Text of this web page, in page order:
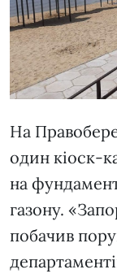
На
один кіоск-
на
газону.
побачив